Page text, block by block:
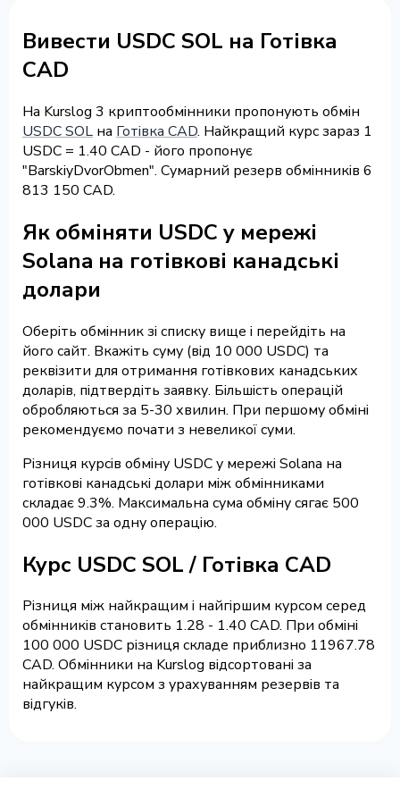
Вивести USDC SOL на Готівка
CAD
На Kurslog 3 криптообмінники пропонують обмін
USDC SOL на Готівка CAD. Найкращий курс зараз 1
USDC = 1.40 CAD - його пропонує
"BarskiyDvorObmen". Сумарний резерв обмінників 6
813 150 CAD.
Як обміняти USDC у мережі
Solana на готівкові канадські
долари
Оберіть обмінник зі списку вище і перейдіть на
його сайт. Вкажіть суму (від 10 000 USDC) та
реквізити для отримання готівкових канадських
доларів, підтвердіть заявку. Більшість операцій
обробляються за 5-30 хвилин. При першому обміні
рекомендуємо почати з невеликої суми.
Різниця курсів обміну USDC у мережі Solana на
готівкові канадські долари між обмінниками
складає 9.3%. Максимальна сума обміну сягає 500
000 USDC за одну операцію.
Курс USDC SOL / Готівка CAD
Різниця між найкращим і найгіршим курсом серед
обмінників становить 1.28 - 1.40 CAD. При обміні
100 000 USDC різниця складе приблизно 11967.78
CAD. Обмінники на Kurslog відсортовані за
найкращим курсом з урахуванням резервів та
відгуків.